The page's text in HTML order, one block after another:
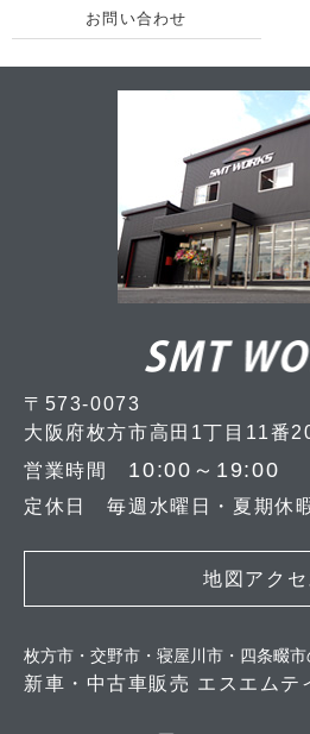
お問い合わせ
〒573-0073
大阪府枚方市高田1丁目11番
営業時間 10:00～19:00
定休日 毎週水曜日・夏期休
地図アクセ
枚方市・交野市・寝屋川市・四条畷
新車・中古車販売 エスエムテ